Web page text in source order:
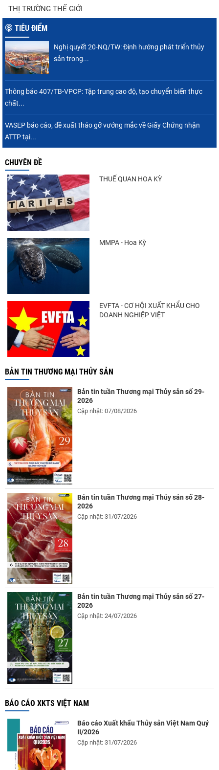
Thuế Mục 301 và bài toán thích ứng của
tôm Việt tại thị...
Nguồn cung giảm, giá cá rô phi Trung Quốc
Xuất khẩu cá ngừ Việt Nam sang Canada
Thông báo 407/TB-VPCP: Tập trung cao độ,
THỊ TRƯỜNG THẾ GIỚI
TIÊU ĐIỂM
Nghị quyết 20-NQ/TW: Định hướng phát triển thủy
sản trong...
Thông báo 407/TB-VPCP: Tập trung cao độ, tạo chuyển biến thực
chất...
VASEP báo cáo, đề xuất tháo gỡ vướng mắc về Giấy Chứng nhận
ATTP tại...
CHUYÊN ĐỀ
THUẾ QUAN HOA KỲ
MMPA - Hoa Kỳ
EVFTA - CƠ HỘI XUẤT KHẨU CHO
DOANH NGHIỆP VIỆT
BẢN TIN THƯƠNG MẠI THỦY SẢN
Bản tin tuần Thương mại Thủy sản số 29-
2026
Cập nhật: 07/08/2026
Bản tin tuần Thương mại Thủy sản số 28-
2026
Cập nhật: 31/07/2026
Bản tin tuần Thương mại Thủy sản số 27-
2026
Cập nhật: 24/07/2026
BÁO CÁO XKTS VIỆT NAM
Báo cáo Xuất khẩu Thủy sản Việt Nam Quý
II/2026
Cập nhật: 31/07/2026